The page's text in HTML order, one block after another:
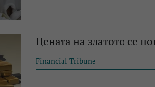
Цената на златото се
Financial Tribune